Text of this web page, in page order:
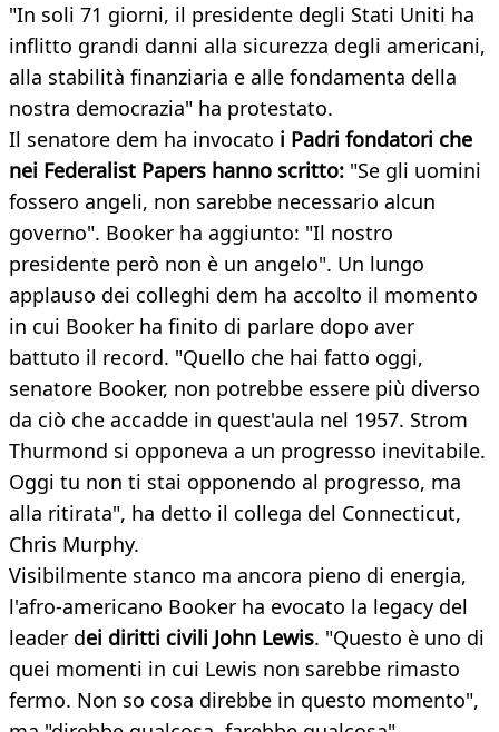
"In soli 71 giorni, il presidente degli Stati Uniti ha
inflitto grandi danni alla sicurezza degli americani,
alla stabilità finanziaria e alle fondamenta della
nostra democrazia" ha protestato.
Il senatore dem ha invocato i Padri fondatori che
nei Federalist Papers hanno scritto: "Se gli uomini
fossero angeli, non sarebbe necessario alcun
governo". Booker ha aggiunto: "Il nostro
presidente però non è un angelo". Un lungo
applauso dei colleghi dem ha accolto il momento
in cui Booker ha finito di parlare dopo aver
battuto il record. "Quello che hai fatto oggi,
senatore Booker, non potrebbe essere più diverso
da ciò che accadde in quest'aula nel 1957. Strom
Thurmond si opponeva a un progresso inevitabile.
Oggi tu non ti stai opponendo al progresso, ma
alla ritirata", ha detto il collega del Connecticut,
Chris Murphy.
Visibilmente stanco ma ancora pieno di energia,
l'afro-americano Booker ha evocato la legacy del
leader dei diritti civili John Lewis. "Questo è uno di
quei momenti in cui Lewis non sarebbe rimasto
fermo. Non so cosa direbbe in questo momento",